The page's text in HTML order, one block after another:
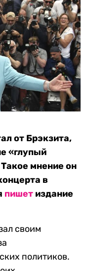
от Брэкзита,
«глупый
мнение он
в
пишет издание
своим
политиков.